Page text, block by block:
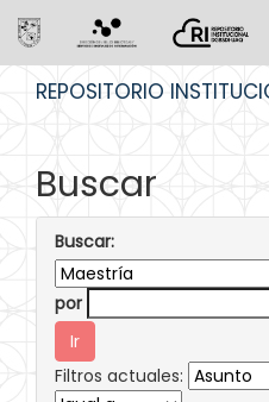
REPOSITORIO
Buscar
Buscar:
por
Filtros actuales: